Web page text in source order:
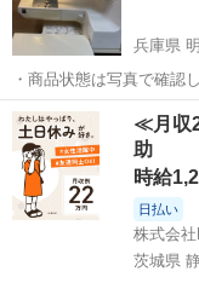
兵庫県
・商品状態は写真で確認してください。 ・通
動作確認済みです。 ・現状品になります
兵庫 明石市 生活
≪月収
助
時給
日払い
株式会
茨城県